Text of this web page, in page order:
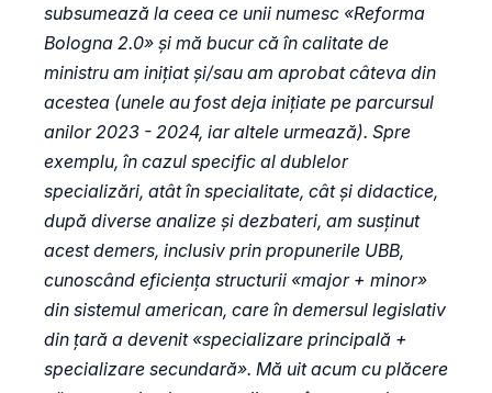
subsumează la ceea ce unii numesc «Reforma
Bologna 2.0» și mă bucur că în calitate de
ministru am inițiat și/sau am aprobat câteva din
acestea (unele au fost deja inițiate pe parcursul
anilor 2023 - 2024, iar altele urmează). Spre
exemplu, în cazul specific al dublelor
specializări, atât în specialitate, cât și didactice,
după diverse analize și dezbateri, am susținut
acest demers, inclusiv prin propunerile UBB,
cunoscând eficiența structurii «major + minor»
din sistemul american, care în demersul legislativ
din țară a devenit «specializare principală +
specializare secundară». Mă uit acum cu plăcere